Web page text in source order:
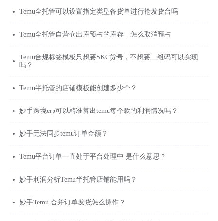
Temu全托管可以设置指定类型备货单进行抢发货台吗
Temu全托管自营仓出库预占的库存，怎么取消预占
Temu合规标签模板只想要SKC货号，不想要二维码可以实现
吗？
Temu半托管的店铺模板能创建多少个？
妙手跨境erp可以精准算出temu每个款的利润情况吗？
妙手无法同步temu订单金额？
Temu平台订单一直处于平台处理中 是什么意思？
妙手利润分析Temu半托管店铺能用吗？
妙手Temu 合并订单发货怎么操作？